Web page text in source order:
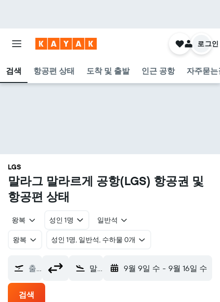
검색 항공편 상태 도착 및 출발 인근 공항 자주묻
로그인
LGS
말라그 말라르게 공항(LGS) 항공권 및
항공편 상태
왕복 성인 1명 일반석
왕복 ​성인 1명, 일반석, 수하물 0개
출발지 말라그 말라르게 공항 (LGS) 9월 9일 수 - 9월 16일 수
검색